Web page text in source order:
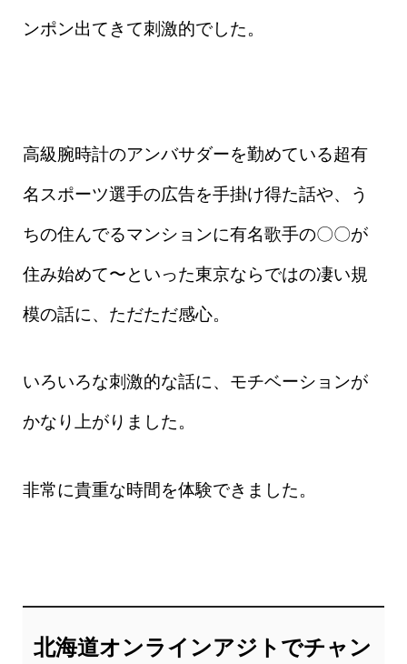
ンポン出てきて刺激的でした。
高級腕時計のアンバサダーを勤めている超有
名スポーツ選手の広告を手掛け得た話や、う
ちの住んでるマンションに有名歌手の〇〇が
住み始めて〜といった東京ならではの凄い規
模の話に、ただただ感心。
いろいろな刺激的な話に、モチベーションが
かなり上がりました。
非常に貴重な時間を体験できました。
北海道オンラインアジトでチャン